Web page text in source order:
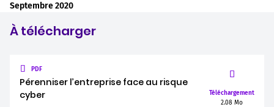
Septembre 2020
À télécharger
PDF
Pérenniser l’entreprise face au risque
cyber
Téléchargement
2.08 Mo